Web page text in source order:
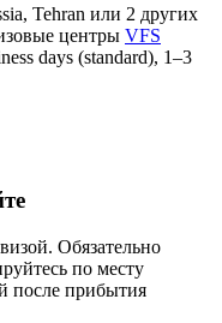
Tehran или 2 других
центры VFS
days (standard), 1–3
Обязательно
по месту
после прибытия